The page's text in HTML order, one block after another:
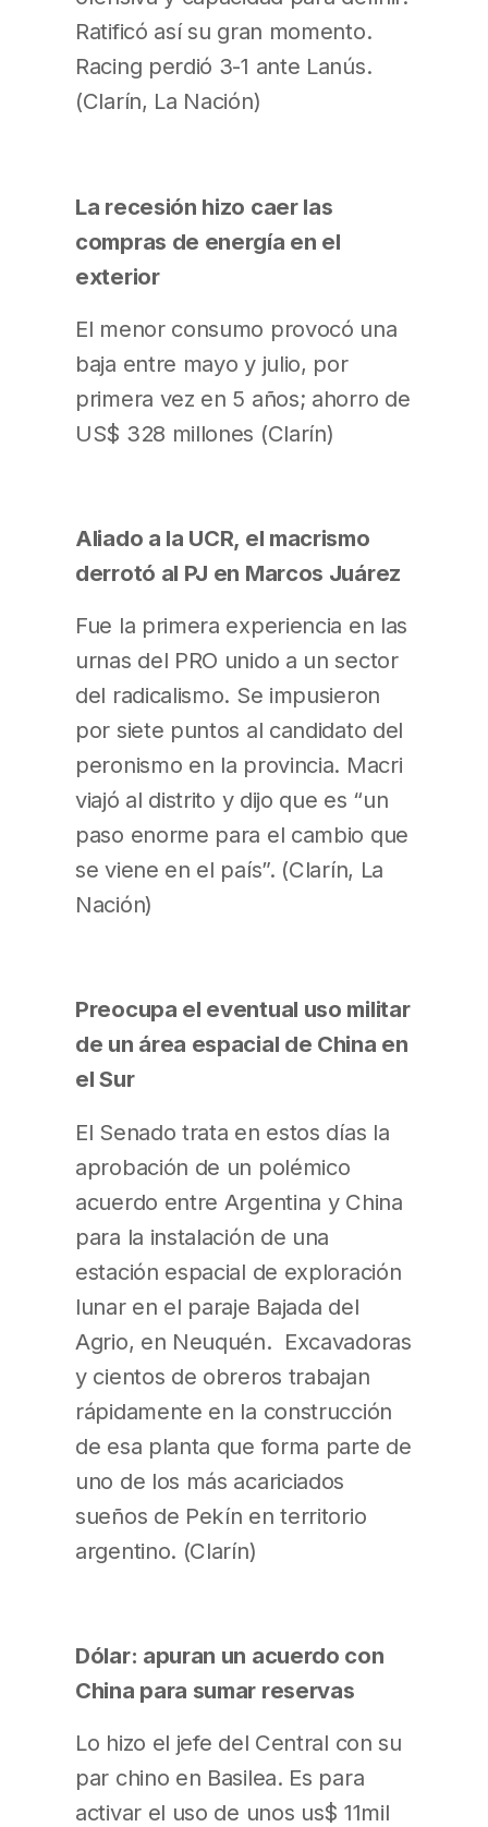
Ratificó así su gran momento.
Racing perdió 3-1 ante Lanús.
(Clarín, La Nación)
La recesión hizo caer las
compras de energía en el
exterior
El menor consumo provocó una
baja entre mayo y julio, por
primera vez en 5 años; ahorro de
US$ 328 millones (Clarín)
Aliado a la UCR, el macrismo
derrotó al PJ en Marcos Juárez
Fue la primera experiencia en las
urnas del PRO unido a un sector
del radicalismo. Se impusieron
por siete puntos al candidato del
peronismo en la provincia. Macri
viajó al distrito y dijo que es “un
paso enorme para el cambio que
se viene en el país”. (Clarín, La
Nación)
Preocupa el eventual uso militar
de un área espacial de China en
el Sur
El Senado trata en estos días la
aprobación de un polémico
acuerdo entre Argentina y China
para la instalación de una
estación espacial de exploración
lunar en el paraje Bajada del
Agrio, en Neuquén. Excavadoras
y cientos de obreros trabajan
rápidamente en la construcción
de esa planta que forma parte de
uno de los más acariciados
sueños de Pekín en territorio
argentino. (Clarín)
Dólar: apuran un acuerdo con
China para sumar reservas
Lo hizo el jefe del Central con su
par chino en Basilea. Es para
activar el uso de unos us$ 11mil